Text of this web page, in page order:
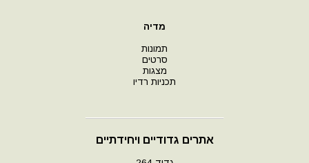
מדיה
תמונות
סרטים
מצגות
תכניות רדיו
אתרים גדודיים ויחידתיים